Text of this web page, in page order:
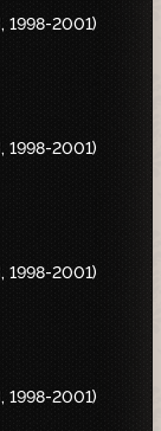
1998-2001)
1998-2001)
1998-2001)
1998-2001)